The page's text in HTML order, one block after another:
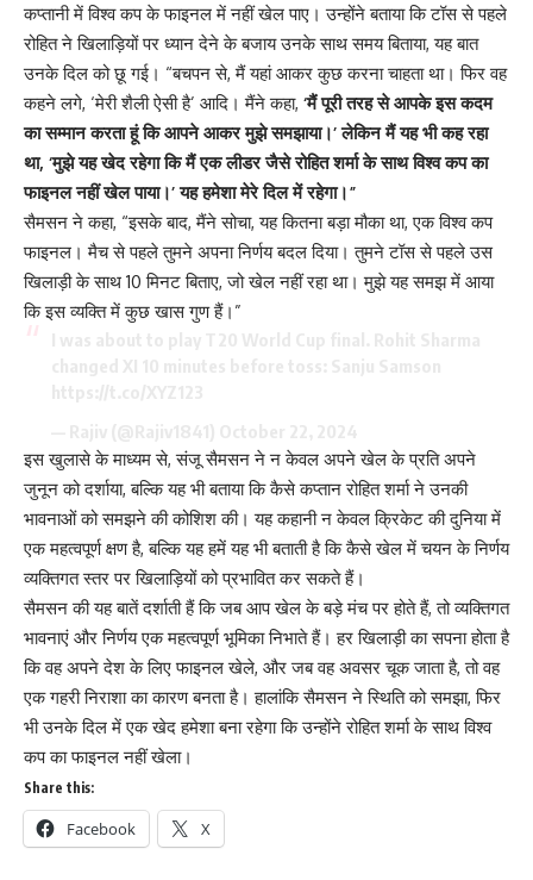
कप्तानी में विश्व कप के फाइनल में नहीं खेल पाए। उन्होंने बताया कि टॉस से पहले
रोहित ने खिलाड़ियों पर ध्यान देने के बजाय उनके साथ समय बिताया, यह बात
उनके दिल को छू गई। “बचपन से, मैं यहां आकर कुछ करना चाहता था। फिर वह
कहने लगे, ‘मेरी शैली ऐसी है’ आदि। मैंने कहा, ‘मैं पूरी तरह से आपके इस कदम
का सम्मान करता हूं कि आपने आकर मुझे समझाया।’ लेकिन मैं यह भी कह रहा
था, ‘मुझे यह खेद रहेगा कि मैं एक लीडर जैसे रोहित शर्मा के साथ विश्व कप का
फाइनल नहीं खेल पाया।’ यह हमेशा मेरे दिल में रहेगा।”
सैमसन ने कहा, “इसके बाद, मैंने सोचा, यह कितना बड़ा मौका था, एक विश्व कप
फाइनल। मैच से पहले तुमने अपना निर्णय बदल दिया। तुमने टॉस से पहले उस
खिलाड़ी के साथ 10 मिनट बिताए, जो खेल नहीं रहा था। मुझे यह समझ में आया
कि इस व्यक्ति में कुछ खास गुण हैं।”
इस खुलासे के माध्यम से, संजू सैमसन ने न केवल अपने खेल के प्रति अपने
जुनून को दर्शाया, बल्कि यह भी बताया कि कैसे कप्तान रोहित शर्मा ने उनकी
भावनाओं को समझने की कोशिश की। यह कहानी न केवल क्रिकेट की दुनिया में
एक महत्वपूर्ण क्षण है, बल्कि यह हमें यह भी बताती है कि कैसे खेल में चयन के निर्णय
व्यक्तिगत स्तर पर खिलाड़ियों को प्रभावित कर सकते हैं।
सैमसन की यह बातें दर्शाती हैं कि जब आप खेल के बड़े मंच पर होते हैं, तो व्यक्तिगत
भावनाएं और निर्णय एक महत्वपूर्ण भूमिका निभाते हैं। हर खिलाड़ी का सपना होता है
कि वह अपने देश के लिए फाइनल खेले, और जब वह अवसर चूक जाता है, तो वह
एक गहरी निराशा का कारण बनता है। हालांकि सैमसन ने स्थिति को समझा, फिर
भी उनके दिल में एक खेद हमेशा बना रहेगा कि उन्होंने रोहित शर्मा के साथ विश्व
कप का फाइनल नहीं खेला।
Share this:
Facebook X